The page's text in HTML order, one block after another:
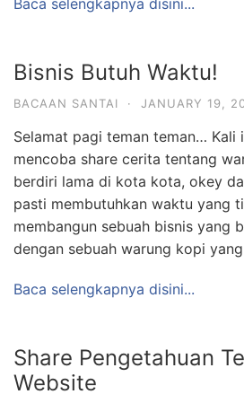
Baca selengkapnya disini...
Bisnis Butuh Waktu!
BACAAN SANTAI · JANUARY 19,
Selamat pagi teman teman… Kali
mencoba share cerita tentang
berdiri lama di kota kota, okey
pasti membutuhkan waktu yang
membangun sebuah bisnis yang
dengan sebuah warung kopi
Baca selengkapnya disini...
Share Pengetahuan
Website